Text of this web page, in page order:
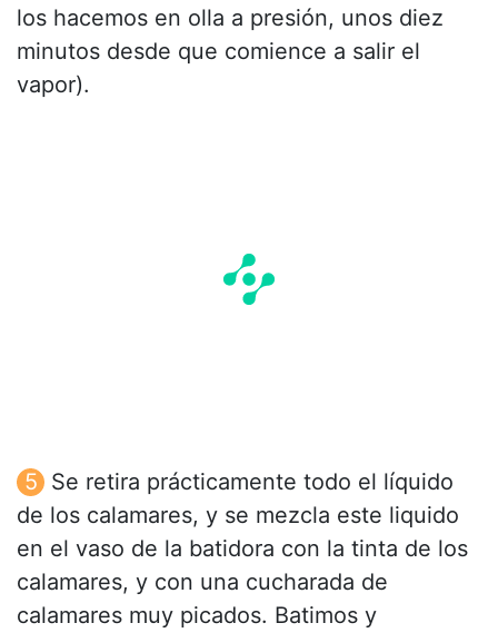
los hacemos en olla a presión, unos diez
minutos desde que comience a salir el
vapor).
Se retira prácticamente todo el líquido
de los calamares, y se mezcla este liquido
en el vaso de la batidora con la tinta de los
calamares, y con una cucharada de
calamares muy picados. Batimos y